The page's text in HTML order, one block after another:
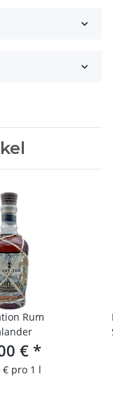
Rum
€ *
€ pro 1 l